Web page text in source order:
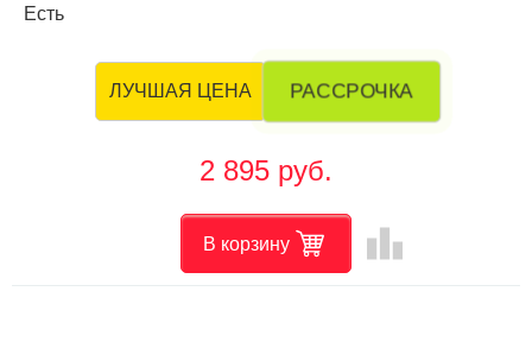
Есть
ЛУЧШАЯ ЦЕНА РАССРОЧКА
2 895 руб.
В корзину leaderboard